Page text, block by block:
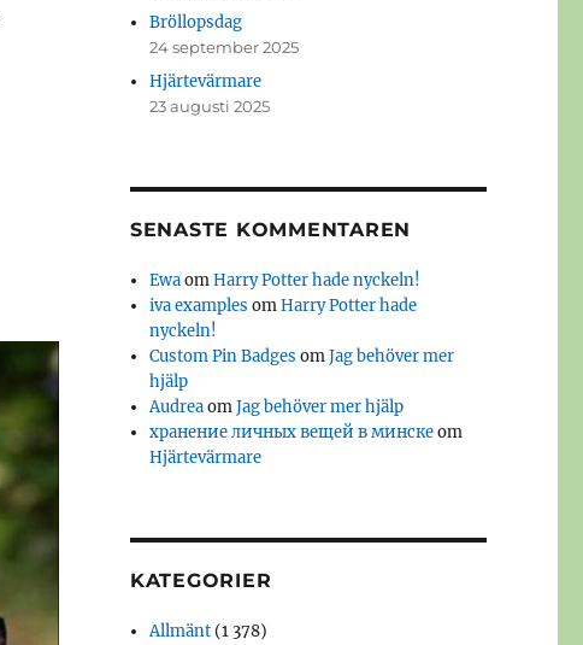
Bröllopsdag
24 september 2025
Hjärtevärmare
23 augusti 2025
SENASTE KOMMENTAREN
EwaomHarry Potter hade nyckeln!
iva examples omHarry Potter hade
nyckeln!
Custom Pin Badges omJag behöver mer
hjälp
AudreaomJag behöver mer hjälp
хранение личных вещей в минскеom
Hjärtevärmare
KATEGORIER
Allmänt (1 378)